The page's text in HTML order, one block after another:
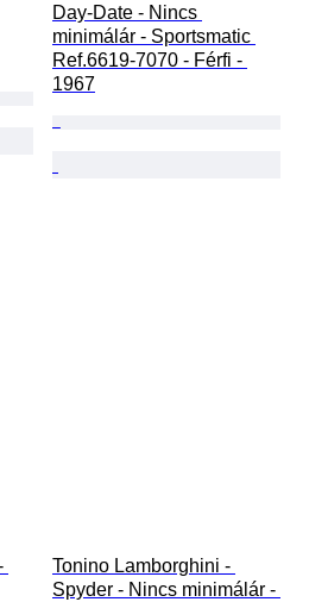
Day-Date - Nincs
minimálár - Sportsmatic
Ref.6619-7070 - Férfi -
1967
Tonino Lamborghini -
Spyder - Nincs minimálár -